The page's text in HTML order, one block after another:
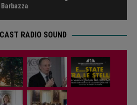
RADIO SOUND